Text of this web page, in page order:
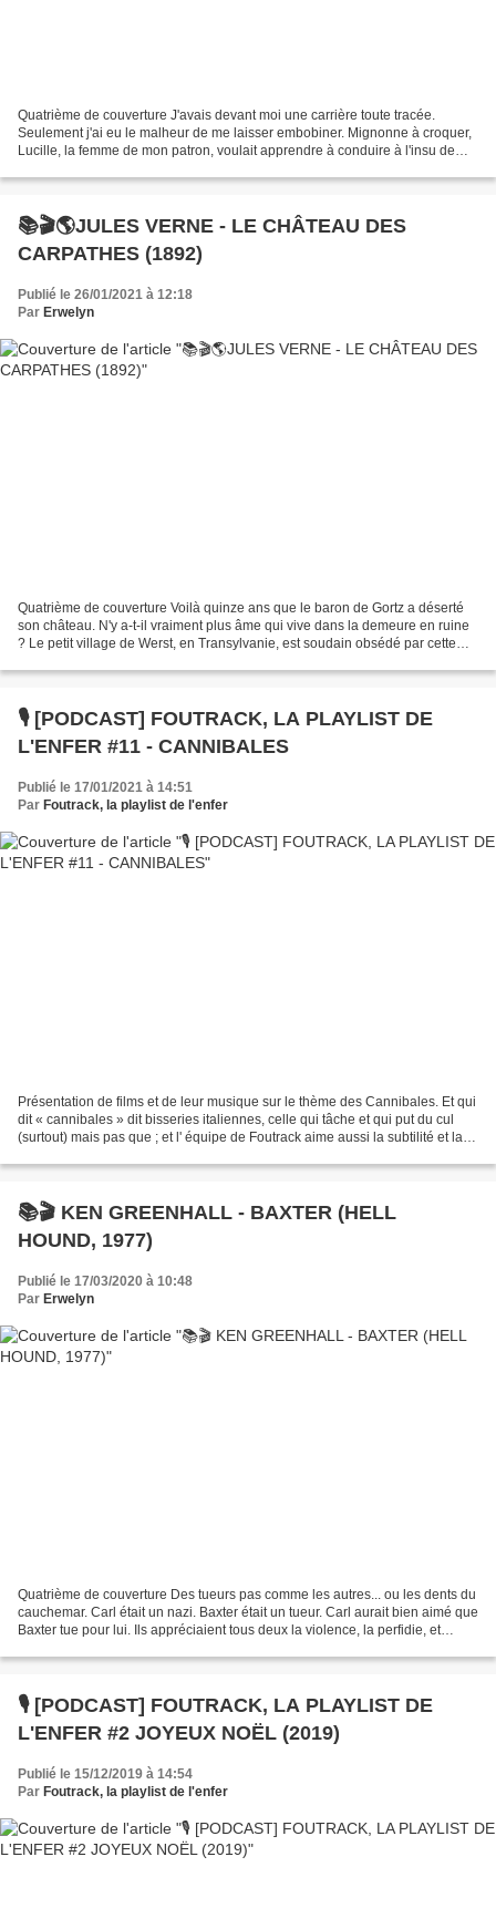
Quatrième de couverture J'avais devant moi une carrière toute tracée.
Seulement j'ai eu le malheur de me laisser embobiner. Mignonne à croquer,
Lucille, la femme de mon patron, voulait apprendre à conduire à l'insu de
📚🎬🌎JULES VERNE - LE CHÂTEAU DES
CARPATHES (1892)
Publié le 26/01/2021 à 12:18
Par Erwelyn
Quatrième de couverture Voilà quinze ans que le baron de Gortz a déserté
son château. N'y a-t-il vraiment plus âme qui vive dans la demeure en ruine
? Le petit village de Werst, en Transylvanie, est soudain obsédé par cette
🎙️ [PODCAST] FOUTRACK, LA PLAYLIST DE
L'ENFER #11 - CANNIBALES
Publié le 17/01/2021 à 14:51
Par Foutrack, la playlist de l'enfer
Présentation de films et de leur musique sur le thème des Cannibales. Et qui
dit « cannibales » dit bisseries italiennes, celle qui tâche et qui put du cul
(surtout) mais pas que ; et l' équipe de Foutrack aime aussi la subtilité et la
📚🎬 KEN GREENHALL - BAXTER (HELL
HOUND, 1977)
Publié le 17/03/2020 à 10:48
Par Erwelyn
Quatrième de couverture Des tueurs pas comme les autres... ou les dents du
cauchemar. Carl était un nazi. Baxter était un tueur. Carl aurait bien aimé que
Baxter tue pour lui. Ils appréciaient tous deux la violence, la perfidie, et
🎙️ [PODCAST] FOUTRACK, LA PLAYLIST DE
L'ENFER #2 JOYEUX NOËL (2019)
Publié le 15/12/2019 à 14:54
Par Foutrack, la playlist de l'enfer